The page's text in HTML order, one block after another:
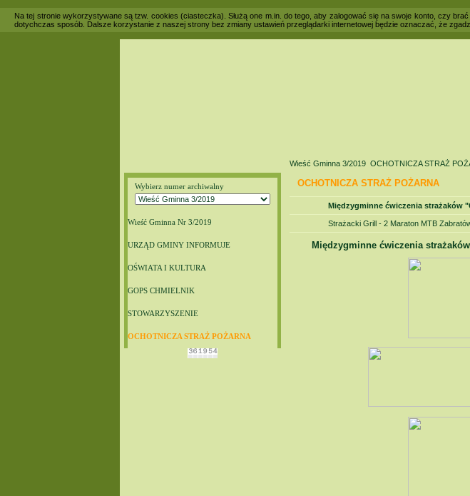
Na tej stronie wykorzystywane są tzw. cookies (ciasteczka). Służą one m.in. do tego, aby zalogować się na swoje konto, czy
dotychczas sposób. Dalsze korzystanie z naszej strony bez zmiany ustawień przeglądarki internetowej będzie oznaczać, że
Wybierz numer archiwalny
Wieść Gminna Nr 3/2019
URZĄD GMINY INFORMUJE
OŚWIATA I KULTURA
GOPS CHMIELNIK
STOWARZYSZENIE
OCHOTNICZA STRAŻ POŻARNA
Wieść Gminna 3/2019 OCHOTNICZA STRAŻ
OCHOTNICZA STRAŻ POŻARNA
Międzygminne ćwiczenia strażaków
Strażacki Grill - 2 Maraton MTB
Międzygminne ćwiczenia